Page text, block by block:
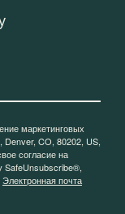
маркетинговых
Denver, CO, 80202, US,
согласие на
SafeUnsubscribe®,
Электронная почта